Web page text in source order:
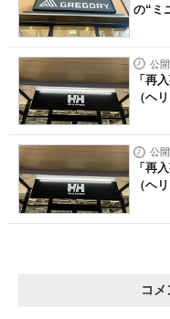
の“ミ
公
「再
（ヘ
公
「再
（ヘ
コメ